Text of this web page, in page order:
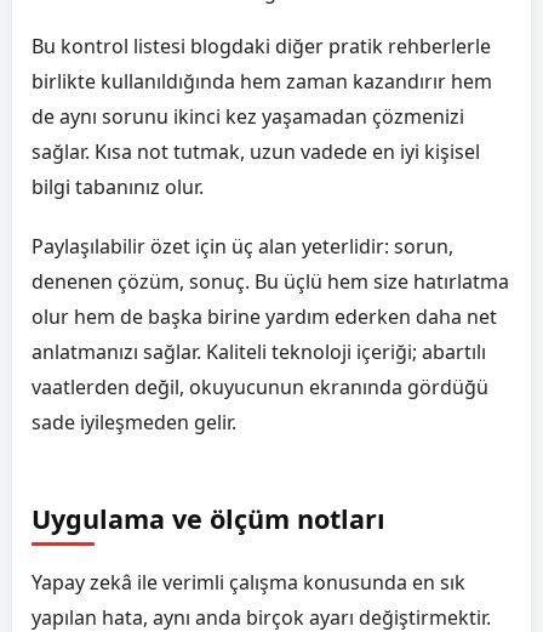
Bu kontrol listesi blogdaki diğer pratik rehberlerle
birlikte kullanıldığında hem zaman kazandırır hem
de aynı sorunu ikinci kez yaşamadan çözmenizi
sağlar. Kısa not tutmak, uzun vadede en iyi kişisel
bilgi tabanınız olur.
Paylaşılabilir özet için üç alan yeterlidir: sorun,
denenen çözüm, sonuç. Bu üçlü hem size hatırlatma
olur hem de başka birine yardım ederken daha net
anlatmanızı sağlar. Kaliteli teknoloji içeriği; abartılı
vaatlerden değil, okuyucunun ekranında gördüğü
sade iyileşmeden gelir.
Uygulama ve ölçüm notları
Yapay zekâ ile verimli çalışma konusunda en sık
yapılan hata, aynı anda birçok ayarı değiştirmektir.